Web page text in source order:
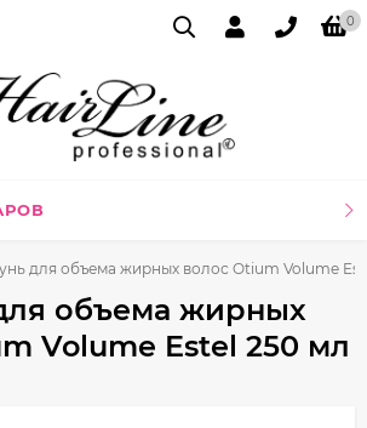
0
для объема жирных волос Otium Volume
объема жирных
Volume Estel 250 мл